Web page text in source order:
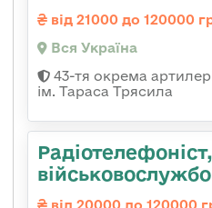
від 21000 до 120000
Вся Україна
43-тя окрема
ім. Тараса Трясила
Радіотелефоніст,
від 20000 до 120000